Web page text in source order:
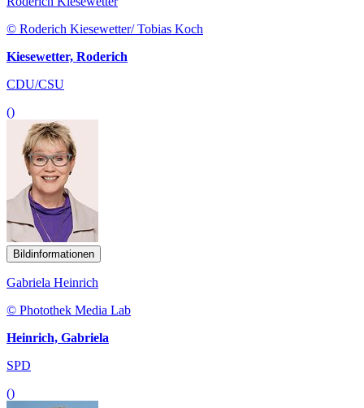
© Roderich Kiesewetter/ Tobias Koch
Kiesewetter, Roderich
CDU/CSU
()
Bildinformationen
Gabriela Heinrich
© Photothek Media Lab
Heinrich, Gabriela
SPD
()